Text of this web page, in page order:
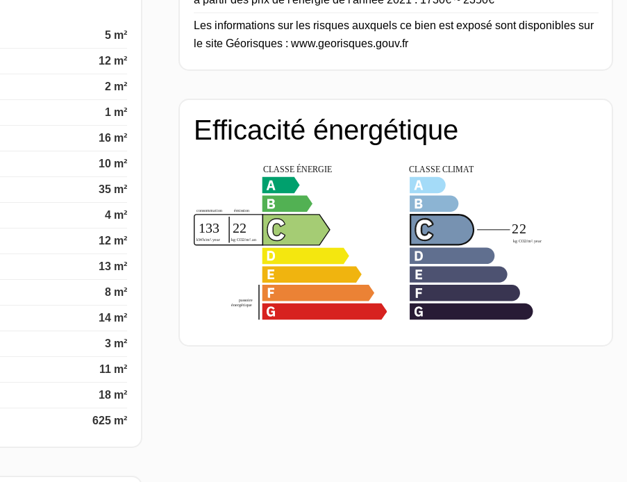
5 m²
12 m²
2 m²
1 m²
16 m²
10 m²
35 m²
4 m²
12 m²
13 m²
8 m²
14 m²
3 m²
11 m²
18 m²
625 m²
Les informations sur les risques auxquels ce bien est exposé sont disponibles sur
le site Géorisques : www.georisques.gouv.fr
Efficacité énergétique